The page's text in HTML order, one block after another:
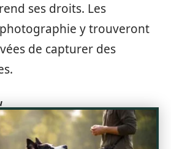
ses droits. Les
y trouveront
de capturer des